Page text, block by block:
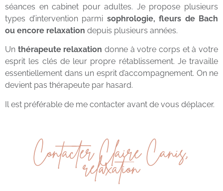
séances en cabinet pour adultes. Je propose plusieurs
types d’intervention parmi sophrologie, fleurs de Bach
ou encore relaxation depuis plusieurs années.
Un thérapeute relaxation donne à votre corps et à votre
esprit les clés de leur propre rétablissement. Je travaille
essentiellement dans un esprit d’accompagnement. On ne
devient pas thérapeute par hasard.
Il est préférable de me contacter avant de vous déplacer.
Contacter Claire Canis,
relaxation